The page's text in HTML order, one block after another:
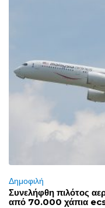
Δημοφιλή
Συνελήφθη πιλότος
από 70.000 χάπια